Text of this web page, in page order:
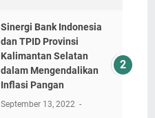
Sinergi Bank Indonesia
dan TPID Provinsi
Kalimantan Selatan
dalam Mengendalikan
Inflasi Pangan
September 13, 2022